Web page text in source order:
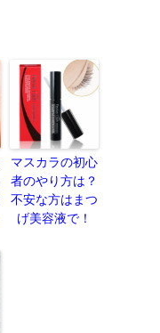
マスカラの初心
者のやり方は？
不安な方はまつ
げ美容液で！